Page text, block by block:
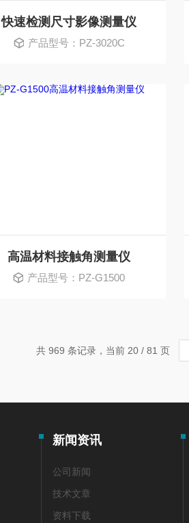
快速检测尺寸影像测量仪
产品型号：PZ-3020C
高温材料接触角测量仪
产品型号：PZ-G1500
共 969 条记录，当前 20 / 81 页
新闻资讯
公司新闻
技术文章
资料下载